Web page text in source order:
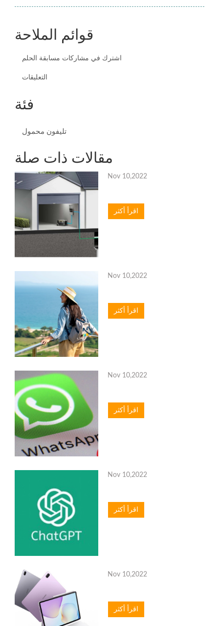
قوائم الملاحة
اشترك في مشاركات مسابقة الحلم
التعليقات
فئة
تليفون محمول
مقالات ذات صلة
Nov 10,2022
اقرأ أكثر
Nov 10,2022
اقرأ أكثر
Nov 10,2022
اقرأ أكثر
Nov 10,2022
اقرأ أكثر
Nov 10,2022
اقرأ أكثر